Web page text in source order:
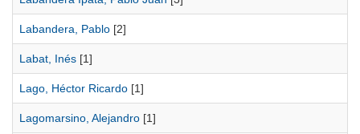
Labandera, Pablo [2]
Labat, Inés [1]
Lago, Héctor Ricardo [1]
Lagomarsino, Alejandro [1]